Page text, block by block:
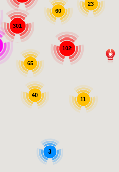
40
3
11
102
23
60
301
65